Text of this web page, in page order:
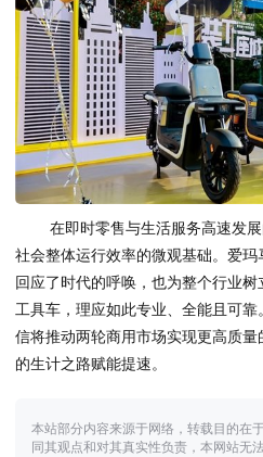
在即时零售与生活服务高速发
社会整体运行效率的微观基础。爱玛
回应了时代的呼唤，也为整个行业
工具车，理应如此专业、全能且可
信将推动两轮商用市场实现更高质
的生计之路赋能提速。
本站部分内容来源于网络，转载目的在
同其观点和对其真实性负责，本网站无